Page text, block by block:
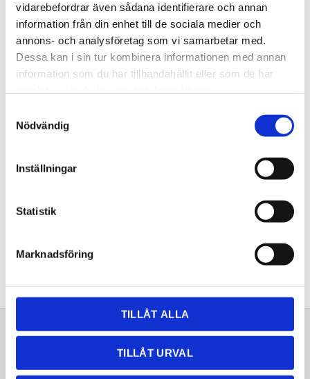
vidarebefordrar även sådana identifierare och annan
information från din enhet till de sociala medier och
annons- och analysföretag som vi samarbetar med.
Dessa kan i sin tur kombinera informationen med annan
information som du har tillhandahållit eller som de har
Nödvändig
Inställningar
Statistik
Marknadsföring
TILLÅT ALLA
TILLÅT URVAL
7 780,00KR
Antal
Lagervara
Artikelnr
20262027
Sortiment Information